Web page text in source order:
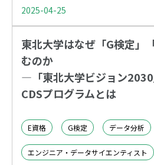
2025-04-25
東北大学はなぜ「G検定」
むのか
―「東北大学ビジョン
CDSプログラムとは
E資格 G検定 データ分析
エンジニア・データサイエンティスト